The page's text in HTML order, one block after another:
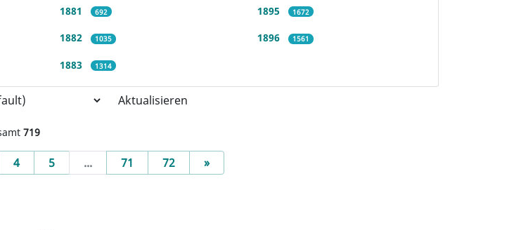
1881 692
1882 1035
1883 1314
1895 1672
1896 1561
Aktualisieren
719
4 5 ... 71 72 »Next